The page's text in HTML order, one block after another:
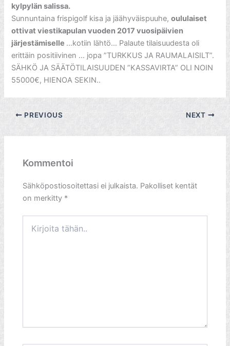
kylpylän salissa.
Sunnuntaina frispigolf kisa ja jäähyväispuuhe,oululaiset
ottivat viestikapulan vuoden 2017 vuosipäivien
järjestämiselle …kotiin lähtö… Palaute tilaisuudesta oli
erittäin positiivinen … jopa ”TURKKUS JA RAUMALAISILT”.
SÄHKÖ JA SÄÄTÖTILAISUUDEN ”KASSAVIRTA” OLI NOIN
55000€, HIENOA SEKIN..
PREVIOUS NEXT
Kommentoi
Sähköpostiosoitettasi ei julkaista. Pakolliset kentät
on merkitty *
tähän..